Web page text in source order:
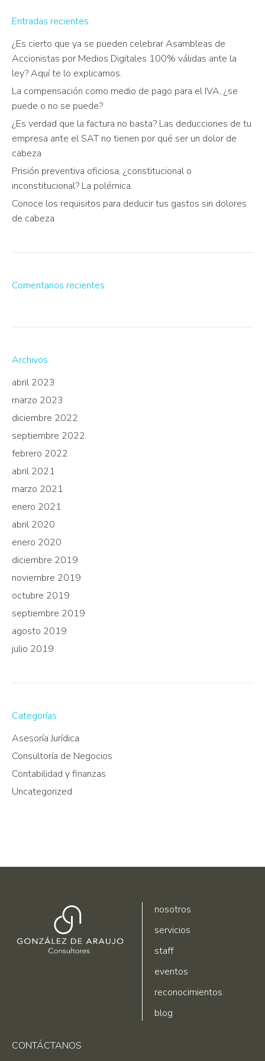
Entradas recientes
¿Es cierto que ya se pueden celebrar Asambleas de
Accionistas por Medios Digitales 100% válidas ante la
ley? Aquí te lo explicamos.
La compensación como medio de pago para el IVA, ¿se
puede o no se puede?
¿Es verdad que la factura no basta? Las deducciones de tu
empresa ante el SAT no tienen por qué ser un dolor de
cabeza
Prisión preventiva oficiosa, ¿constitucional o
inconstitucional? La polémica.
Conoce los requisitos para deducir tus gastos sin dolores
de cabeza
Comentarios recientes
Archivos
abril 2023
marzo 2023
diciembre 2022
septiembre 2022
febrero 2022
abril 2021
marzo 2021
enero 2021
abril 2020
enero 2020
diciembre 2019
noviembre 2019
octubre 2019
septiembre 2019
agosto 2019
julio 2019
Categorías
Asesoría Jurídica
Consultoría de Negocios
Contabilidad y finanzas
Uncategorized
nosotros
servicios
staff
eventos
reconocimientos
blog
CONTÁCTANOS